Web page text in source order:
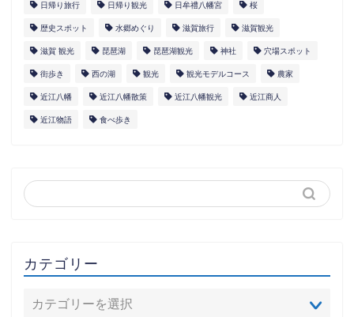
日帰り旅行 日帰り観光 日牟禮八幡宮 桜
歴史スポット 水郷めぐり 滋賀旅行 滋賀観光
滋賀 観光 琵琶湖 琵琶湖観光 神社 穴場スポット
街歩き 西の湖 観光 観光モデルコース 農家
近江八幡 近江八幡散策 近江八幡観光 近江商人
近江物語 食べ歩き
カテゴリー